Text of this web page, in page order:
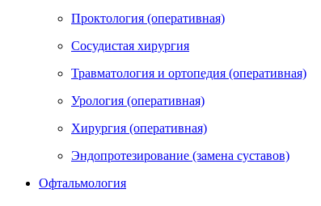
Проктология (оперативная)
Сосудистая хирургия
Травматология и ортопедия (оперативная)
Урология (оперативная)
Хирургия (оперативная)
Эндопротезирование (замена суставов)
Офтальмология